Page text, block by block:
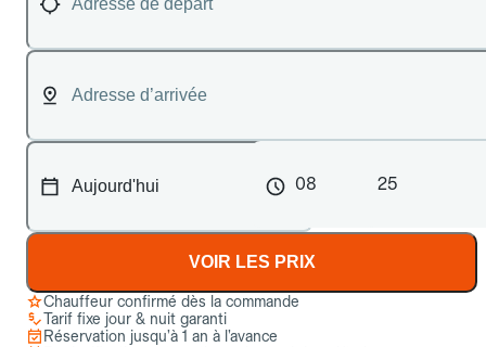
08 25
VOIR LES PRIX
Chauffeur confirmé dès la commande
Tarif fixe jour & nuit garanti
Réservation jusqu’à 1 an à l’avance